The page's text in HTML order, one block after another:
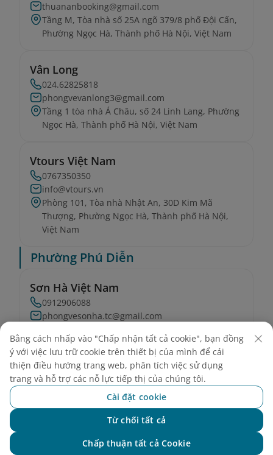
thuananbooking@gmail.com
Tầng M, Tòa nhà số 25A ngõ 379/8 phố Đội Cấn,
Phường Ngọc Hà, Thành phố Hà Nội, Việt Nam
Vân Long
024.62825818
phongvevanlong3@gmail.com
Tầng 1 tòa nhà Á Châu, số 24 Linh Lang, Phường
Ngọc Hà, Thành phố Hà Nội, Việt Nam
Vtours Việt Nam
0767350350
info@vtours.vn
Phòng 101, Tòa nhà Nhật An, 30D Kim Mã
Thượng, Phường Ngọc Hà, Thành phố Hà Nội,
Việt Nam
Phường Phú Diễn
Sơn Hà Việt Nam
0912906088
phongvesonha.tc@gmail.com
Thành phố Hà Nội, Việt Nam
Phường Phú Thượng
Dịch vụ Thiên Thụy
0913203957 / 0906633385
huongct.thienthuy@gmail.com
Bằng cách nhấp vào "Chấp nhận tất cả cookie", bạn đồng
ý với việc lưu trữ cookie trên thiết bị của mình để cải
thiện điều hướng trang web, phân tích việc sử dụng
trang và hỗ trợ các nỗ lực tiếp thị của chúng tôi.
Cài đặt cookie
Từ chối tất cả
Chấp thuận tất cả Cookie